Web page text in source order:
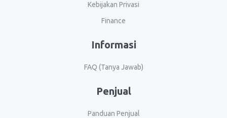
Kebijakan Privasi
Finance
Informasi
FAQ (Tanya Jawab)
Penjual
Panduan Penjual